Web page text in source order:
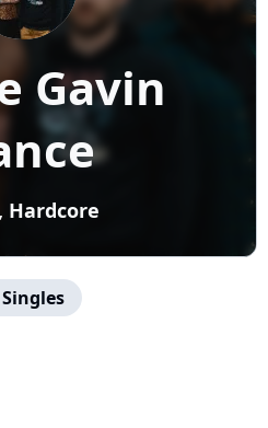
Gavin
Hardcore